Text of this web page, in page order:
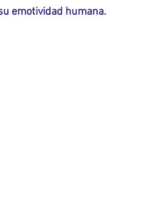
emotividad humana.